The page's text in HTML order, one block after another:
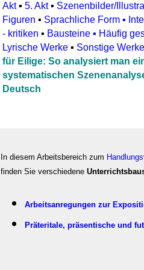
Akt▪ 5. Akt▪ Szenenbilder/
Figuren ▪ Sprachliche Form ▪
- kritiken ▪ Bausteine ▪ Häufig
Lyrische Werke ▪ Sonstige Werke
für Eilige: So analysiert man
systematischen
Deutsch
In diesem Arbeitsbereich zum
finden Sie verschiedene
Arbeitsanregungen zur
Präteritale, präsentische und